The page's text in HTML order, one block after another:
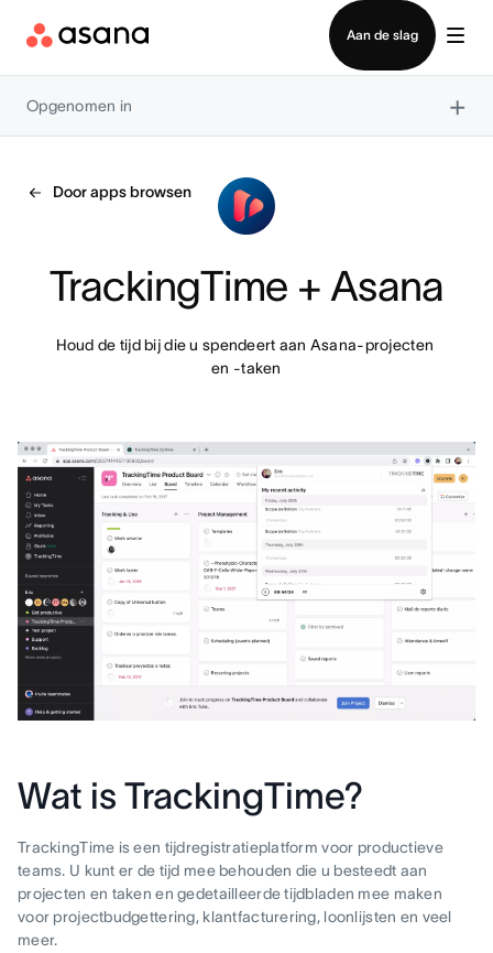
Aan de slag
Contact opnemen met verkoop
Opgenomen in ×
Door apps browsen
TrackingTime + Asana
Houd de tijd bij die u spendeert aan Asana-projecten
en -taken
Wat is TrackingTime?
TrackingTime is een tijdregistratieplatform voor productieve
teams. U kunt er de tijd mee behouden die u besteedt aan
projecten en taken en gedetailleerde tijdbladen mee maken
voor projectbudgettering, klantfacturering, loonlijsten en veel
meer.